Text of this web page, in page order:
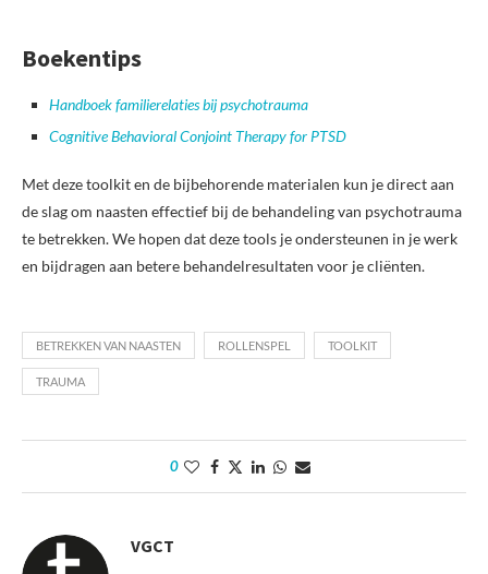
Boekentips
Handboek familierelaties bij psychotrauma
Cognitive Behavioral Conjoint Therapy for PTSD
Met deze toolkit en de bijbehorende materialen kun je direct aan
de slag om naasten effectief bij de behandeling van psychotrauma
te betrekken. We hopen dat deze tools je ondersteunen in je werk
en bijdragen aan betere behandelresultaten voor je cliënten.
BETREKKEN VAN NAASTEN ROLLENSPEL TOOLKIT
TRAUMA
0
VGCT